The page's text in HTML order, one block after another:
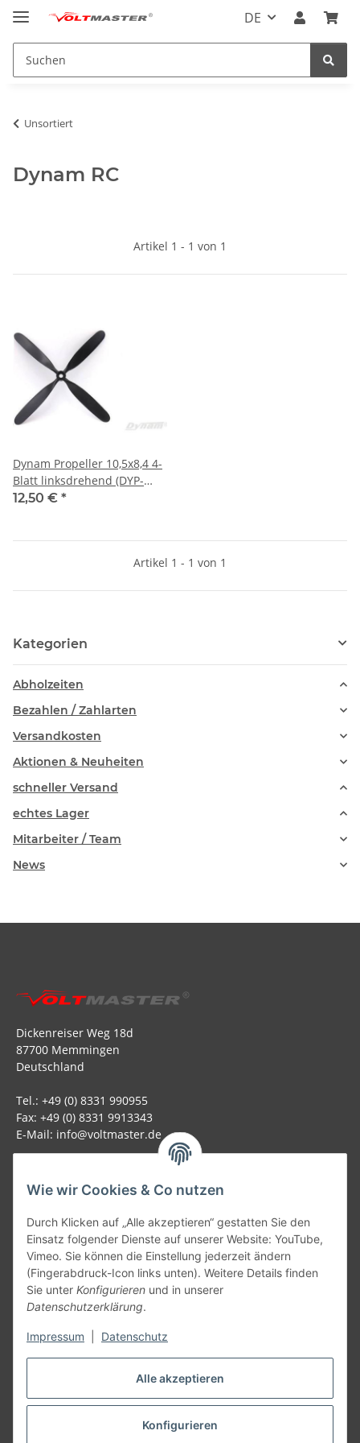
Alle akzeptieren
Konfigurieren
Wie wir Cookies & Co nutzen
Durch Klicken auf „Alle akzeptieren“ gestatten Sie den
Einsatz folgender Dienste auf unserer Website: YouTube,
Vimeo. Sie können die Einstellung jederzeit ändern
(Fingerabdruck-Icon links unten). Weitere Details finden
Sie unter Konfigurieren und in unserer
Datenschutzerklärung.
Impressum Datenschutz
DE
Unsortiert
Dynam RC
Artikel 1 - 1 von 1
Dynam Propeller 10,5x8,4 4-
Blatt linksdrehend (DYP-
1026R)
12,50 € *
Artikel 1 - 1 von 1
Kategorien
Abholzeiten
Bezahlen / Zahlarten
Versandkosten
Aktionen & Neuheiten
schneller Versand
echtes Lager
Mitarbeiter / Team
News
Dickenreiser Weg 18d
87700 Memmingen
Deutschland
Tel.: +49 (0) 8331 990955
Fax: +49 (0) 8331 9913343
E-Mail: info@voltmaster.de
Allgemein
Teil unseres Netzwerks:
SmoliTec - Safety. Simplified. Worldwide. ( B2B Shop )
Vertrag widerrufen